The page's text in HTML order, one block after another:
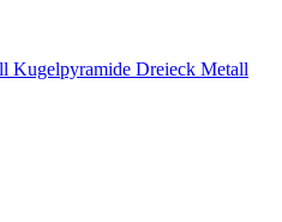
Kugelpyramide Dreieck Metall